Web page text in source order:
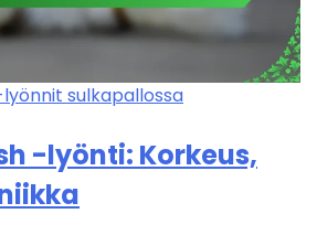
sulkapallossa
-lyönti: Korkeus,